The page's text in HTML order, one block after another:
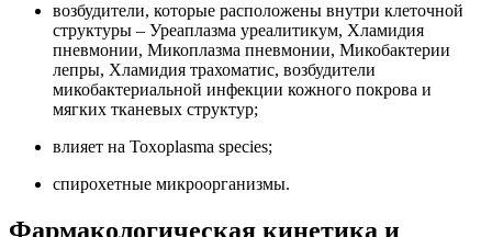
возбудители, которые расположены внутри клеточной
структуры – Уреаплазма уреалитикум, Хламидия
пневмонии, Микоплазма пневмонии, Микобактерии
лепры, Хламидия трахоматис, возбудители
микобактериальной инфекции кожного покрова и
мягких тканевых структур;
влияет на Toxoplasma species;
спирохетные микроорганизмы.
Фармакологическая кинетика и